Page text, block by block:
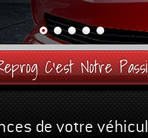
C'est Notre
de votre